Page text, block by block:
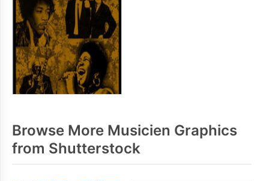
Browse More Musicien Graphics
from Shutterstock